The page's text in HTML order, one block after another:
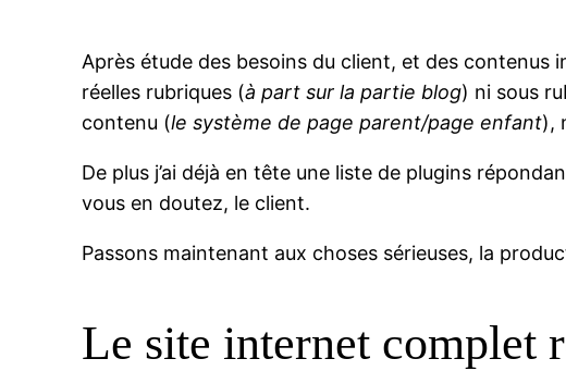
Après étude des besoins du client, et des contenus
réelles rubriques (à part sur la partie blog) ni sous
contenu (le système de page parent/page enfant),
De plus j’ai déjà en tête une liste de plugins
vous en doutez, le client.
Passons maintenant aux choses sérieuses, la
Le site internet complet